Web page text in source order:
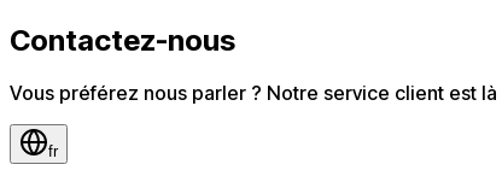
Contactez-nous
Vous préférez nous parler ? Notre service client est
fr